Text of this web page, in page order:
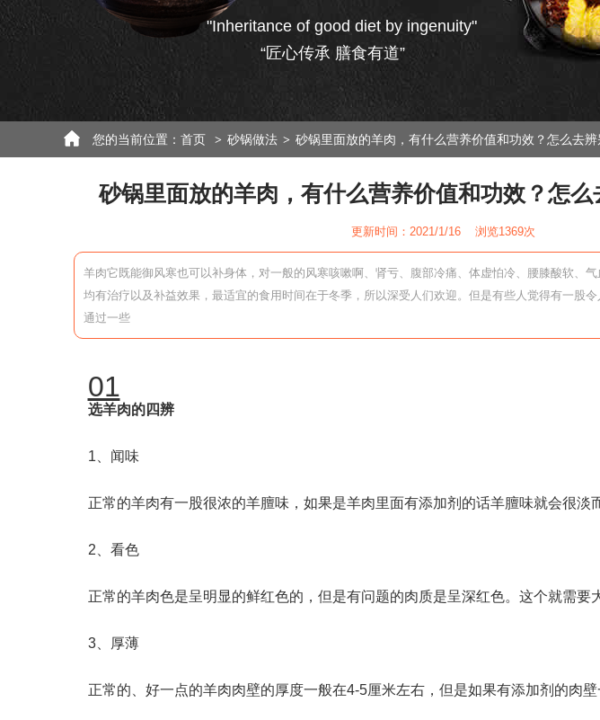
"Inheritance of good diet by ingenuity"
“匠心传承 膳食有道”
您的当前位置： 首页 > 砂锅做法 > 砂锅里面放的羊肉，有什么营养价值和功效？怎么去辨
砂锅里面放的羊肉，有什么营养价值和功效？怎么
更新时间：2021/1/16 浏览1369次
羊肉它既能御风寒也可以补身体，对一般的风寒咳嗽啊、肾亏、腹部冷痛、体虚怕冷、腰膝酸软、
均有治疗以及补益效果，最适宜的食用时间在于冬季，所以深受人们欢迎。但是有些人觉得有一股
通过一些
01
选羊肉的四辨
1、闻味
正常的羊肉有一股很浓的羊膻味，如果是羊肉里面有添加剂的话羊膻味就会很淡
2、看色
正常的羊肉色是呈明显的鲜红色的，但是有问题的肉质是呈深红色。这个就需要
3、厚薄
正常的、好一点的羊肉肉壁的厚度一般在4-5厘米左右，但是如果有添加剂的肉壁